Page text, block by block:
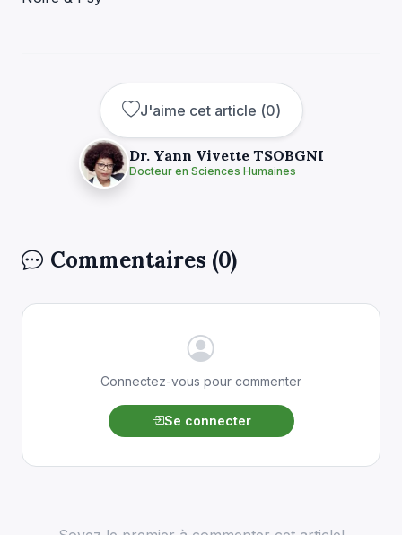
J'aime cet article (0)
Dr. Yann Vivette TSOBGNI
Docteur en Sciences Humaines
Commentaires (0)
Connectez-vous pour commenter
Se connecter